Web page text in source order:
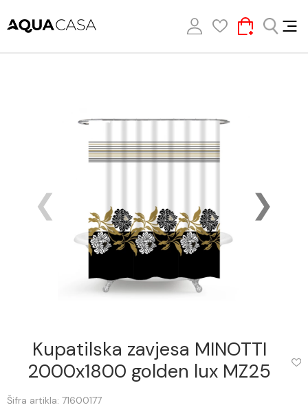
Kupatilska zavjesa MINOTTI
2000x1800 golden lux MZ25
Šifra artikla: 71600177